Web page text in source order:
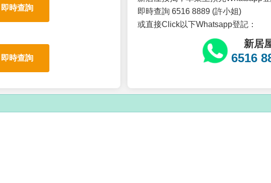
即時查詢
即時查詢
即時查詢 6516 8889 (許小姐)
或直接Click以下Whatsapp登記：
新居
6516